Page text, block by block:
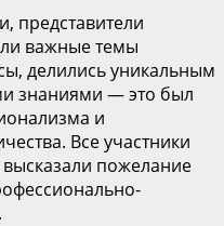
представители
важные темы
делились уникальным
знаниями — это был
и
Все участники
пожелание